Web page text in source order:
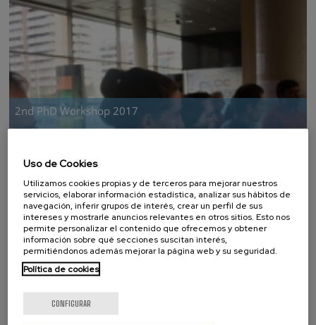
2nd PhD Workshop 2017
WORKSHOP ON HYBRID MATERIALS BY ALD/MLD &
IBERIAN ALD 2017
Uso de Cookies
Utilizamos cookies propias y de terceros para mejorar nuestros
servicios, elaborar información estadística, analizar sus hábitos de
navegación, inferir grupos de interés, crear un perfil de sus
intereses y mostrarle anuncios relevantes en otros sitios. Esto nos
permite personalizar el contenido que ofrecemos y obtener
información sobre qué secciones suscitan interés,
permitiéndonos además mejorar la página web y su seguridad.
Política de cookies
CONFIGURAR